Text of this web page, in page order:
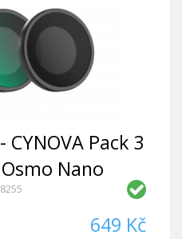
CYNOVA Pack 3
Nano
Mist 1/4)
649 Kč